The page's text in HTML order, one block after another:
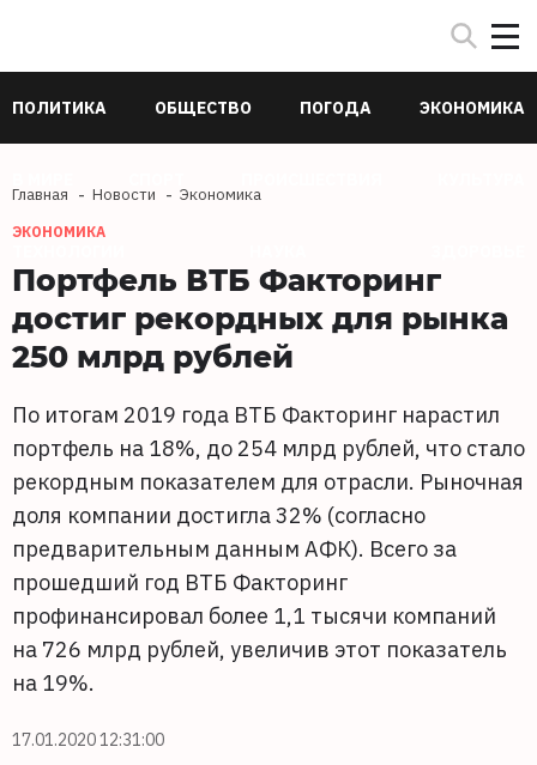
ПОЛИТИКА ОБЩЕСТВО ПОГОДА ЭКОНОМИКА
Главная Новости Экономика
ЭКОНОМИКА
Портфель ВТБ Факторинг
достиг рекордных для рынка
250 млрд рублей
По итогам 2019 года ВТБ Факторинг нарастил
портфель на 18%, до 254 млрд рублей, что стало
рекордным показателем для отрасли. Рыночная
доля компании достигла 32% (согласно
предварительным данным АФК). Всего за
прошедший год ВТБ Факторинг
профинансировал более 1,1 тысячи компаний
на 726 млрд рублей, увеличив этот показатель
на 19%.
17.01.2020 12:31:00